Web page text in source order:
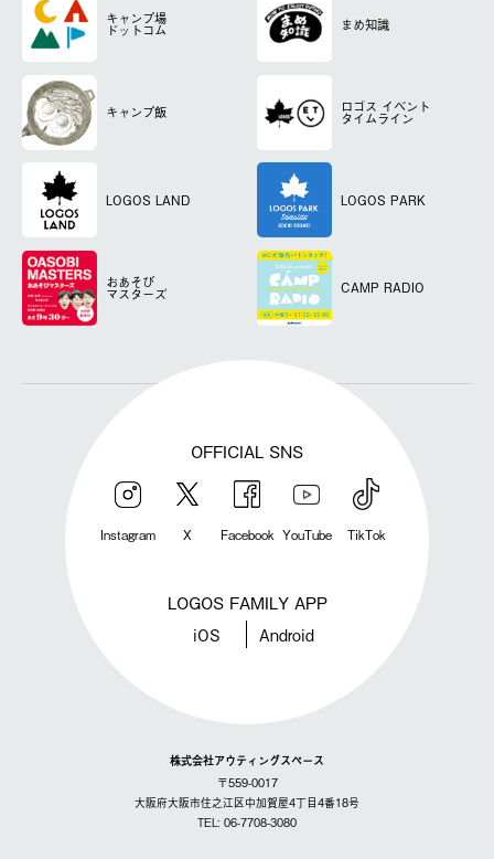
キャンプ場
ドットコム まめ知識
キャンプ飯 ロゴス イベント
タイムライン
LOGOS LAND LOGOS PARK
おあそび
マスターズ CAMP RADIO
OFFICIAL SNS
Instagram X Facebook YouTube TikTok
LOGOS FAMILY APP
iOS Android
株式会社アウティングスペース
〒559-0017
大阪府大阪市住之江区中加賀屋4丁目4番18号
TEL: 06-7708-3080